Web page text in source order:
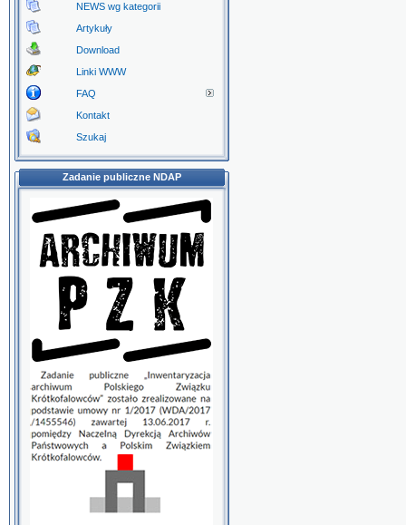
NEWS wg kategorii
Artykuły
Download
Linki WWW
FAQ
Kontakt
Szukaj
Zadanie publiczne NDAP